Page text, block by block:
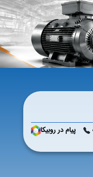
پیام در روبیکا